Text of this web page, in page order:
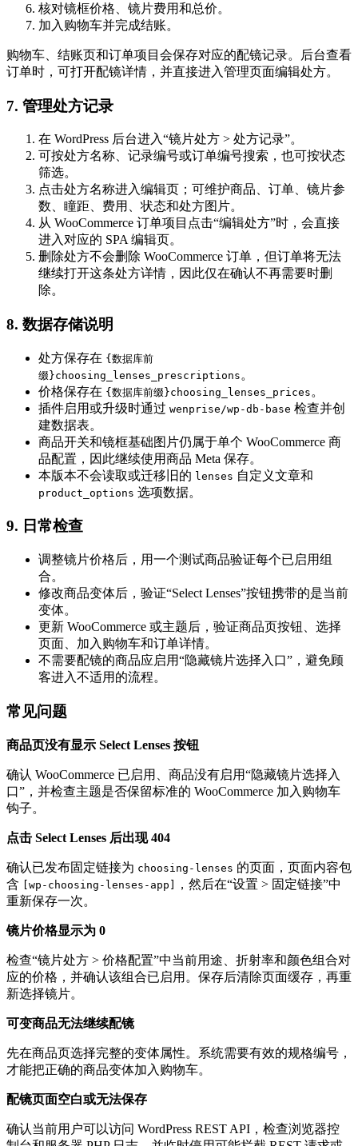
核对镜框价格、镜片费用和总价。
加入购物车并完成结账。
购物车、结账页和订单项目会保存对应的配镜记录。后台查看
订单时，可打开配镜详情，并直接进入管理页面编辑处方。
7. 管理处方记录
在 WordPress 后台进入“镜片处方 > 处方记录”。
可按处方名称、记录编号或订单编号搜索，也可按状态
筛选。
点击处方名称进入编辑页；可维护商品、订单、镜片参
数、瞳距、费用、状态和处方图片。
从 WooCommerce 订单项目点击“编辑处方”时，会直接
进入对应的 SPA 编辑页。
删除处方不会删除 WooCommerce 订单，但订单将无法
继续打开这条处方详情，因此仅在确认不再需要时删
除。
8. 数据存储说明
处方保存在 {数据库前
缀}choosing_lenses_prescriptions 。
价格保存在 {数据库前缀}choosing_lenses_prices 。
插件启用或升级时通过 wenprise/wp-db-base 检查并创
建数据表。
商品开关和镜框基础图片仍属于单个 WooCommerce 商
品配置，因此继续使用商品 Meta 保存。
本版本不会读取或迁移旧的 lenses 自定义文章和
product_options 选项数据。
9. 日常检查
调整镜片价格后，用一个测试商品验证每个已启用组
合。
修改商品变体后，验证“Select Lenses”按钮携带的是当前
变体。
更新 WooCommerce 或主题后，验证商品页按钮、选择
页面、加入购物车和订单详情。
不需要配镜的商品应启用“隐藏镜片选择入口”，避免顾
客进入不适用的流程。
常见问题
商品页没有显示 Select Lenses 按钮
确认 WooCommerce 已启用、商品没有启用“隐藏镜片选择入
口”，并检查主题是否保留标准的 WooCommerce 加入购物车
钩子。
点击 Select Lenses 后出现 404
确认已发布固定链接为 choosing-lenses 的页面，页面内容包
含 [wp-choosing-lenses-app]
，然后在“设置 > 固定链接”中
重新保存一次。
镜片价格显示为 0
检查“镜片处方 > 价格配置”中当前用途、折射率和颜色组合对
应的价格，并确认该组合已启用。保存后清除页面缓存，再重
新选择镜片。
可变商品无法继续配镜
先在商品页选择完整的变体属性。系统需要有效的规格编号，
才能把正确的商品变体加入购物车。
配镜页面空白或无法保存
确认当前用户可以访问 WordPress REST API，检查浏览器控